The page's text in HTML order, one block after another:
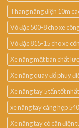
Thang nâng điện 10m
Vỏ đặc 500-8 cho xe
Vỏ đặc 815-15 cho xe
Xe nâng mặt bàn chất
Xe nâng quay đổ phuy
Xe nâng tay 5 tấn tốt nhất
xe nâng tay càng hẹp
Xe nâng tay có cân điện